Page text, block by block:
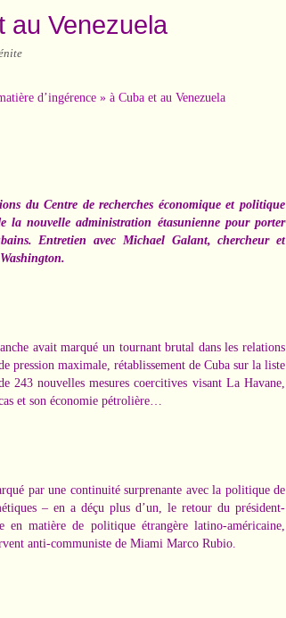
au Venezuela
du Centre de recherches économique et politique
la nouvelle administration étasunienne pour porter
Entretien avec Michael Galant, chercheur et
avait marqué un tournant brutal dans les relations
pression maximale, rétablissement de Cuba sur la liste
243 nouvelles mesures coercitives visant La Havane,
et son économie pétrolière…
par une continuité surprenante avec la politique de
– en a déçu plus d’un, le retour du président-
en matière de politique étrangère latino-américaine,
anti-communiste de Miami Marco Rubio.